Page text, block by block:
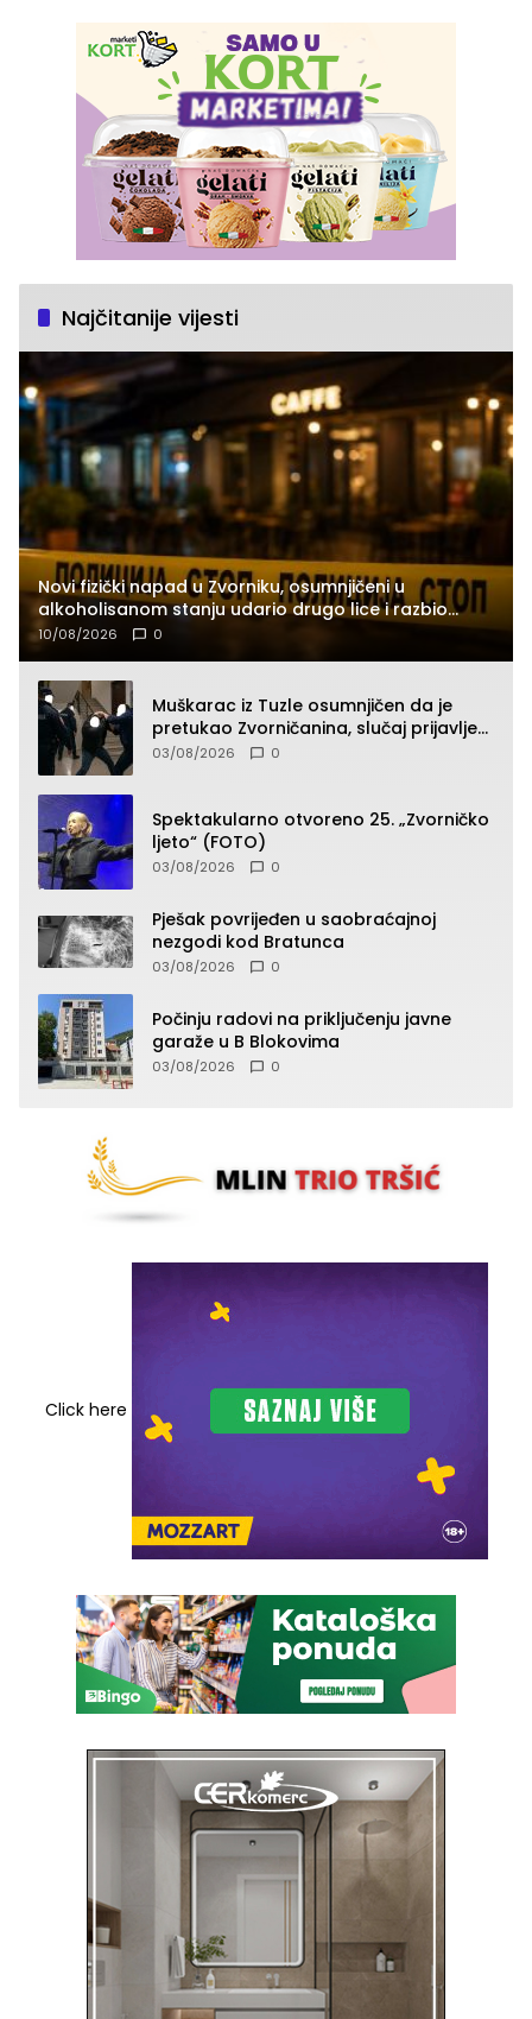
Najčitanije vijesti
Novi fizički napad u Zvorniku, osumnjičeni u
alkoholisanom stanju udario drugo lice i razbio
telefon
10/08/2026 0
Muškarac iz Tuzle osumnjičen da je
pretukao Zvorničanina, slučaj prijavljen
tužilaštvu
03/08/2026 0
Spektakularno otvoreno 25. „Zvorničko
ljeto“ (FOTO)
03/08/2026 0
Pješak povrijeđen u saobraćajnoj
nezgodi kod Bratunca
03/08/2026 0
Počinju radovi na priključenju javne
garaže u B Blokovima
03/08/2026 0
Click here